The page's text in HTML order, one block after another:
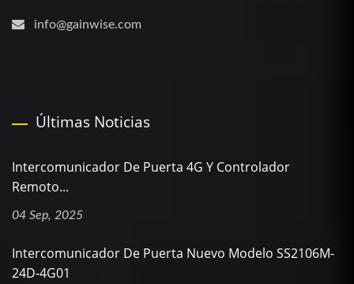
info@gainwise.com
Últimas Noticias
Intercomunicador De Puerta 4G Y Controlador
Remoto...
04 Sep, 2025
Intercomunicador De Puerta Nuevo Modelo SS2106M-
24D-4G01